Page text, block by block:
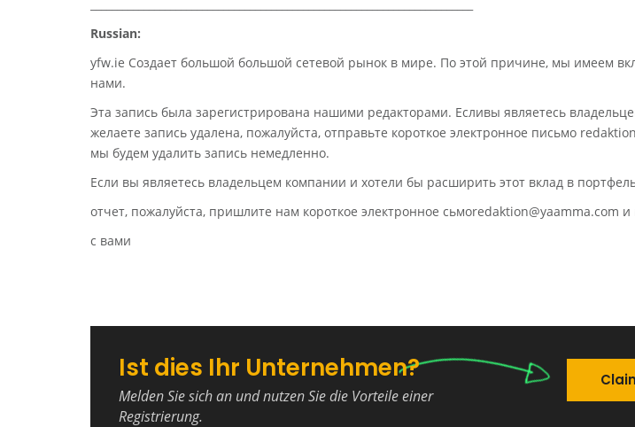
Russian:
yfw.ie Создает большой большой сетевой рынок в мире. По этой причине, мы имеем
нами.
Эта запись была зарегистрирована нашими редакторами. Есливы являетесь
желаете запись удалена, пожалуйста, отправьте короткое электронное письмо
мы будем удалить запись немедленно.
Если вы являетесь владельцем компании и хотели бы расширить этот вклад в
отчет, пожалуйста, пришлите нам короткое электронное сьмоredaktion@yaamma.com
с вами
Ist dies Ihr Unternehmen?
Melden Sie sich an und nutzen Sie die Vorteile einer
Registrierung.